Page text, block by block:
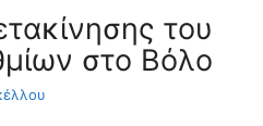
του
στο Βόλο